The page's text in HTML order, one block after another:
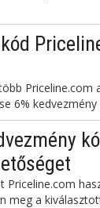
6% kedvezmény
Priceline.com
meg a